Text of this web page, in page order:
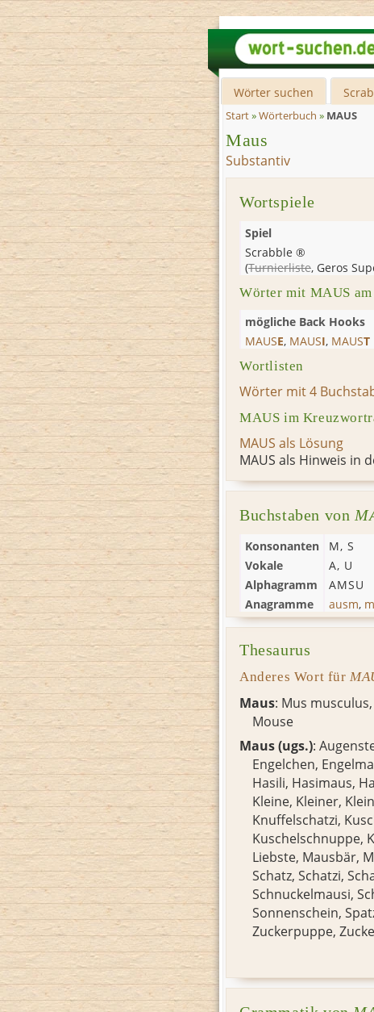
Wörter suchen
Start»Wörterbuch » MAUS
Maus
Substantiv
Wortspiele
Spiel
Scrabble ®
(Turnierliste, Geros
Wörter mit MAUS
mögliche Back Hooks
MAUSE, MAUSI, MAUST
Wortlisten
Wörter mit 4
MAUS im
MAUS als Lösung
MAUS als Hinweis in
Buchstaben von
Konsonanten M, S
Vokale
A, U
Alphagramm
AMSU
Anagramme
ausm,
Thesaurus
Anderes Wort für
Maus: Mus musculus,
Mouse
Maus (ugs.):
Engelchen,
Hasili, Hasimaus,
Kleine, Kleiner,
Knuffelschatzi,
Kuschelschnuppe,
Liebste, Mausbär,
Schatz, Schatzi,
Schnuckelmausi,
Sonnenschein,
Zuckerpuppe,